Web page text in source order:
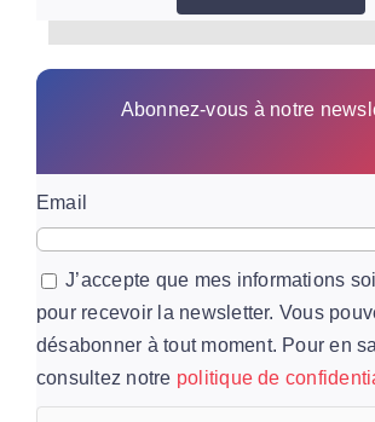
Abonnez-vous à notre
Email
J’accepte que mes informations
pour recevoir la newsletter. Vous
désabonner à tout moment. Pour en
consultez notre politique de